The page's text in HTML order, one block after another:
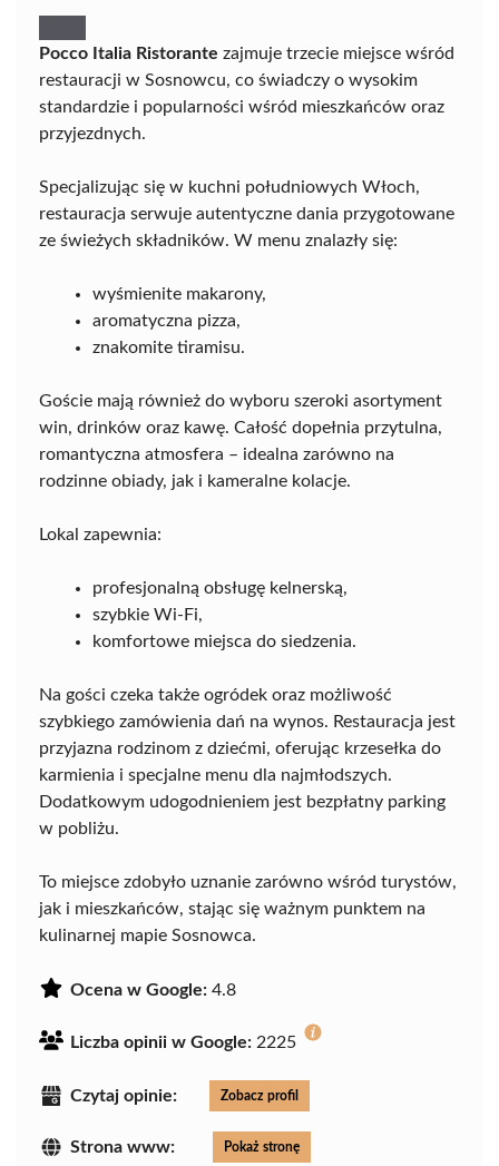
Pocco Italia Ristorante zajmuje trzecie miejsce wśród
restauracji w Sosnowcu, co świadczy o wysokim
standardzie i popularności wśród mieszkańców oraz
przyjezdnych.
Specjalizując się w kuchni południowych Włoch,
restauracja serwuje autentyczne dania przygotowane
ze świeżych składników. W menu znalazły się:
wyśmienite makarony,
aromatyczna pizza,
znakomite tiramisu.
Goście mają również do wyboru szeroki asortyment
win, drinków oraz kawę. Całość dopełnia przytulna,
romantyczna atmosfera – idealna zarówno na
rodzinne obiady, jak i kameralne kolacje.
Lokal zapewnia:
profesjonalną obsługę kelnerską,
szybkie Wi-Fi,
komfortowe miejsca do siedzenia.
Na gości czeka także ogródek oraz możliwość
szybkiego zamówienia dań na wynos. Restauracja jest
przyjazna rodzinom z dziećmi, oferując krzesełka do
karmienia i specjalne menu dla najmłodszych.
Dodatkowym udogodnieniem jest bezpłatny parking
w pobliżu.
To miejsce zdobyło uznanie zarówno wśród turystów,
jak i mieszkańców, stając się ważnym punktem na
kulinarnej mapie Sosnowca.
Ocena w Google: 4.8
Liczba opinii w Google: 2225
Czytaj opinie: Zobacz profil
Strona www: Pokaż stronę